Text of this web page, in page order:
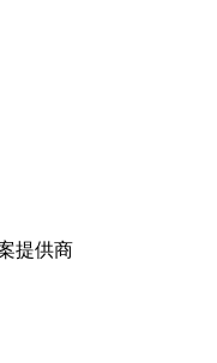
提供商